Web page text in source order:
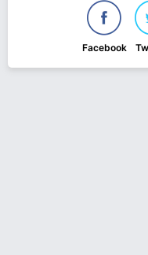
Facebook